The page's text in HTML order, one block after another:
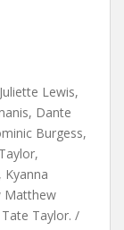
Lewis,
Dante
Burgess,
Kyanna
Matthew
Tate Taylor. /